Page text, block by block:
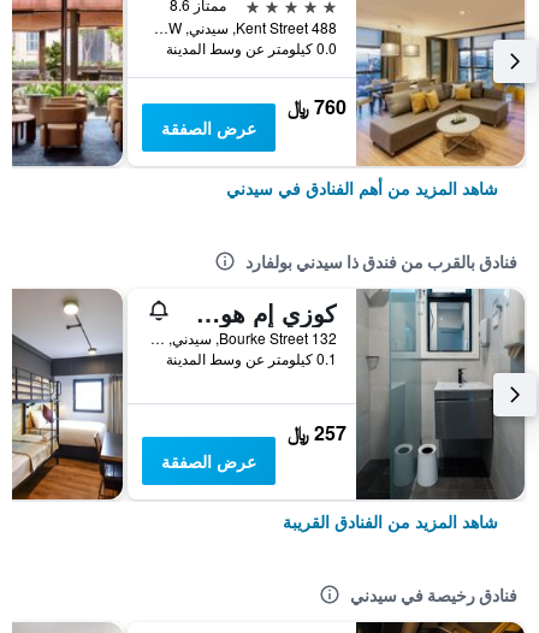
ممتاز 8.6
488 Kent Street, سيدني, NSW, أستراليا
0.0 كيلومتر عن وسط المدينة
760 ﷼
عرض الصفقة
شاهد المزيد من أهم الفنادق في سيدني
فنادق بالقرب من فندق ذا سيدني بولفارد
كوزي إم هوستل
132 Bourke Street, سيدني, NSW, أستراليا
0.1 كيلومتر عن وسط المدينة
257 ﷼
عرض الصفقة
شاهد المزيد من الفنادق القريبة
فنادق رخيصة في سيدني